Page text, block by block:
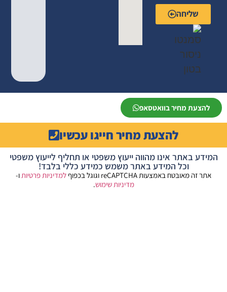
שליחה
להצעת מחיר בוואטסאפ
להצעת מחיר חייגו עכשיו
המידע באתר אינו מהווה ייעוץ משפטי או תחליף לייעוץ משפטי
וכל המידע באתר משמש כמידע כללי בלבד!
אתר זה מאובטח באמצעות reCAPTCHA וגוגל בכפוף למדיניות פרטיותו-
מדיניות שימוש.